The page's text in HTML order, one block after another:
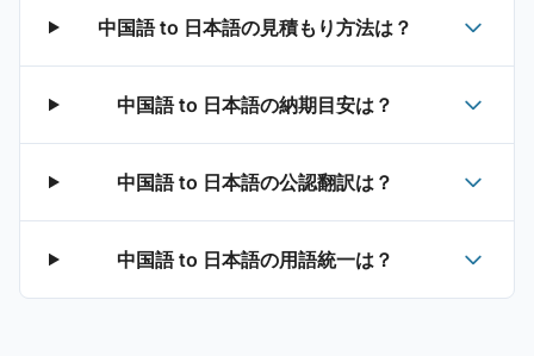
中国語 to 日本語の見積もり方法は？
中国語 to 日本語の納期目安は？
中国語 to 日本語の公認翻訳は？
中国語 to 日本語の用語統一は？